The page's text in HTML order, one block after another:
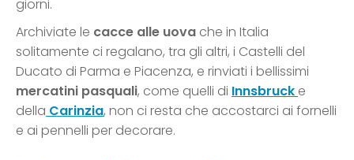
giorni.
Archiviate le cacce alle uova che in Italia
solitamente ci regalano, tra gli altri, i Castelli del
Ducato di Parma e Piacenza, e rinviati i bellissimi
mercatini pasquali, come quelli di Innsbruck e
della Carinzia, non ci resta che accostarci ai fornelli
e ai pennelli per decorare.